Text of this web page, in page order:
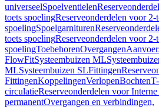
universeelSpoelventielen
toets spoelingReserveonderdelen voor 2-
spoelingSpoelgarnituren
toets spoelingReserveonderdelen voor 2-
spoelingToebehorenOvergangen
FlowFitSysteembuizen ML
MLSysteembuizen SLFittingen
FittingenKoppelingenVerlopenBochten
circulatieReserveonderdelen voor
permanentOvergangen en verbindingen,